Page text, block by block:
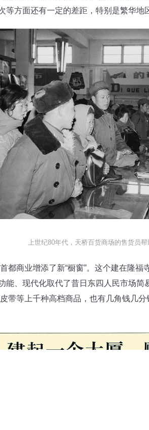
等方面还有一定的差距，特别是繁华地
上世纪80年代，天桥百货商场的售货员
商业增添了新“橱窗”。这个建在隆福
能、现代化取代了昔日东四人民市场
带等上千种高档商品，也有几角钱几